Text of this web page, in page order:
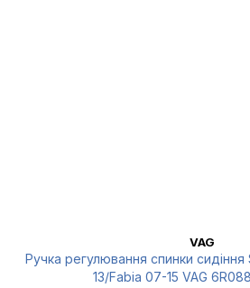
VAG
Ручка регулювання спинки
13/Fabia 07-15 VAG